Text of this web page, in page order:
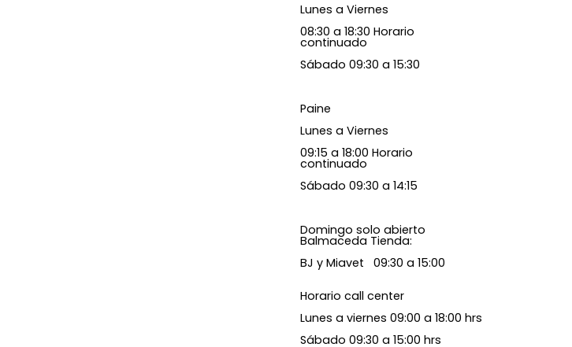
Lunes a Viernes
08:30 a 18:30 Horario
continuado
Sábado 09:30 a 15:30
Paine
Lunes a Viernes
09:15 a 18:00 Horario
continuado
Sábado 09:30 a 14:15
Domingo solo abierto
Balmaceda Tienda:
BJ y Miavet 09:30 a 15:00
Horario call center
Lunes a viernes 09:00 a 18:00 hrs
Sábado 09:30 a 15:00 hrs